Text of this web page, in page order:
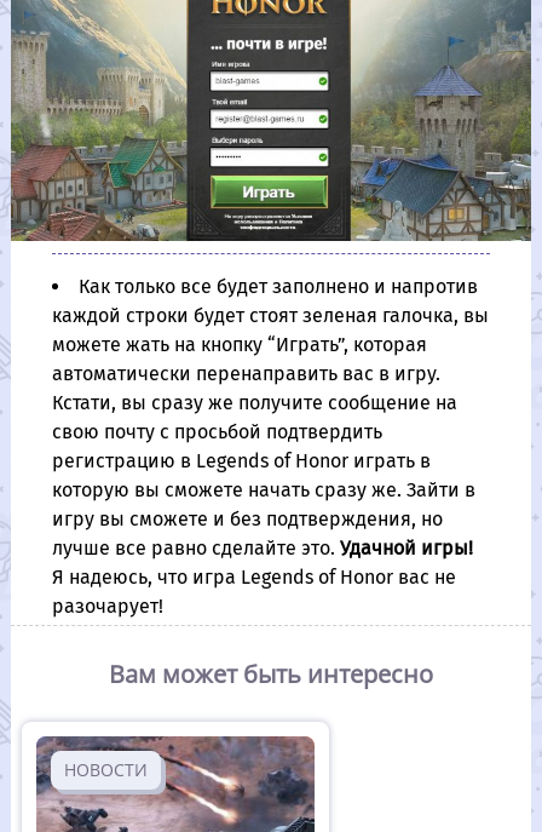
Как только все будет заполнено и напротив
каждой строки будет стоят зеленая галочка, вы
можете жать на кнопку “Играть”, которая
автоматически перенаправить вас в игру.
Кстати, вы сразу же получите сообщение на
свою почту с просьбой подтвердить
регистрацию в Legends of Honor играть в
которую вы сможете начать сразу же. Зайти в
игру вы сможете и без подтверждения, но
лучше все равно сделайте это.Удачной игры!
Я надеюсь, что игра Legends of Honor вас не
разочарует!
Вам может быть интересно
НОВОСТИ